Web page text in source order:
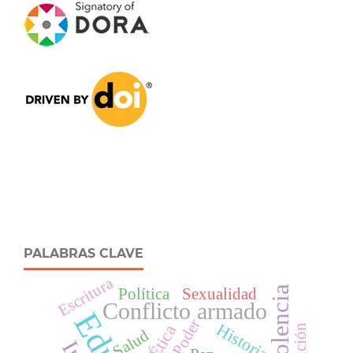
PALABRAS CLAVE
Violencia
Conflicto armado
Ética Historia
Poder
Salud
EscrituraPolítica Sexualidad